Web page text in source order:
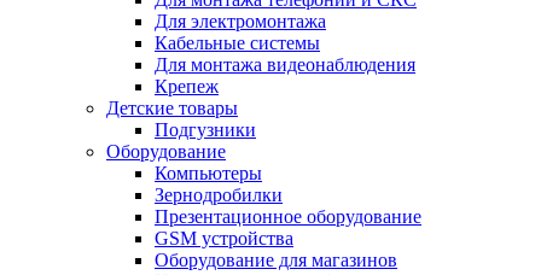
Для электромонтажа
Кабельные системы
Для монтажа видеонаблюдения
Крепеж
Детские товары
Подгузники
Оборудование
Компьютеры
Зернодробилки
Презентационное оборудование
GSM устройства
Оборудование для магазинов